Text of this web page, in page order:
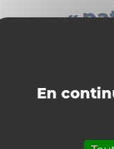
En
«
des
Pour